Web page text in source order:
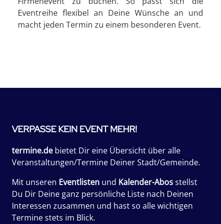
Eventreihe flexibel an Deine Wünsche an und
macht jeden Termin zu einem besonderen Event.
VERPASSE KEIN EVENT MEHR!
termine.de bietet Dir eine Übersicht über alle
Veranstaltungen/Termine Deiner Stadt/Gemeinde.
Mit unseren Eventlisten und Kalender-Abosstellst
Du Dir Deine ganz persönliche Liste nach Deinen
Interessen zusammen und hast so alle wichtigen
Termine stets im Blick.